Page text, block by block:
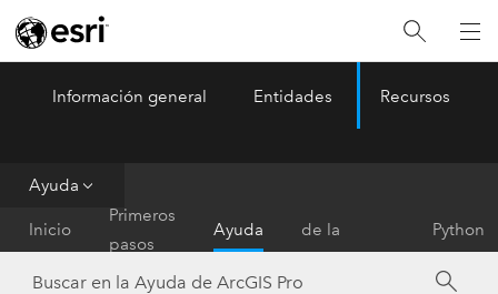
ArcGIS Pro Menu
Información general Entidades Recursos
Ayuda
Inicio
Primeros
pasos
Ayuda
de la
herramienta
Python